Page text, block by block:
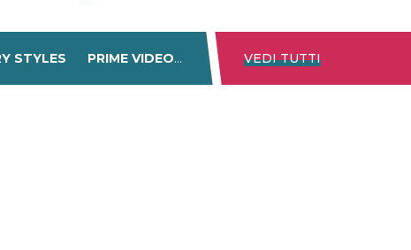
STYLES PRIME VIDEO DISNEY+ NETFLIX
VEDI TUTTI